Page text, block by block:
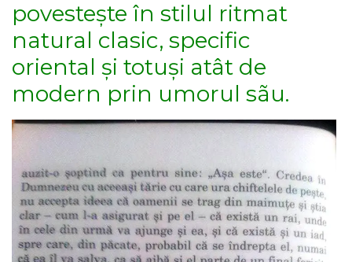
povestește în stilul ritmat
natural clasic, specific
oriental și totuși atât de
modern prin umorul sãu.